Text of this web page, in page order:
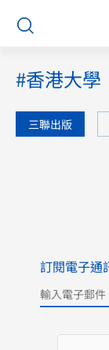
Skip
content
#香港大學
三聯出版
訂閱電子通